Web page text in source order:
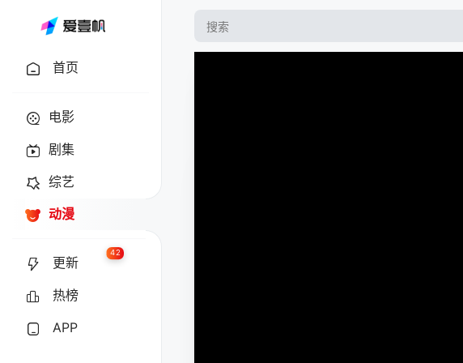
首页
电影
剧集
综艺
动漫
更新
42
热榜
APP